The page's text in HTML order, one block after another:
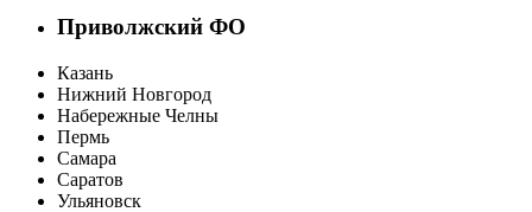
Приволжский ФО
Казань
Нижний Новгород
Набережные Челны
Пермь
Самара
Саратов
Ульяновск